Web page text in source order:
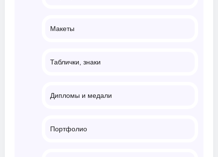
Макеты
Таблички, знаки
Дипломы и медали
Портфолио